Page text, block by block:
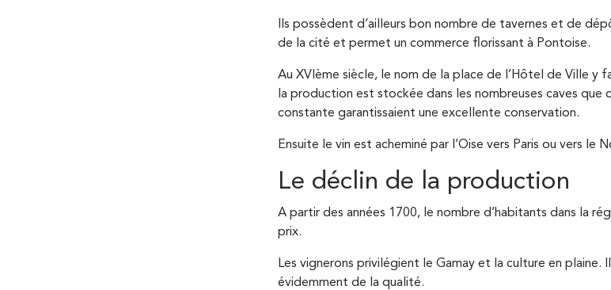
p
a
l
e
Ils possèdent d’ailleurs bon nombre de tavernes et de
de la cité et permet un commerce florissant à Pontoise.
Au XVIème siècle, le nom de la place de l’Hôtel de Ville y
la production est stockée dans les nombreuses caves
constante garantissaient une excellente conservation.
Ensuite le vin est acheminé par l’Oise vers Paris ou vers le
Le déclin de la production
A partir des années 1700, le nombre d’habitants dans la
prix.
Les vignerons privilégient le Gamay et la culture en
évidemment de la qualité.